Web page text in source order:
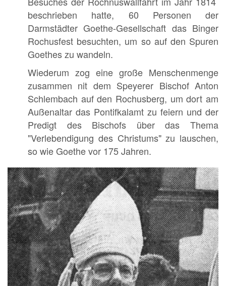
beschrieben hatte, 60 Personen der
Darmstädter Goethe-Gesellschaft das Binger
Rochusfest besuchten, um so auf den Spuren
Goethes zu wandeln.
Wiederum zog eine große Menschenmenge
zusammen nit dem Speyerer Bischof Anton
Schlembach auf den Rochusberg, um dort am
Außenaltar das Pontifkalamt zu feiern und der
Predigt des Bischofs über das Thema
"Verlebendigung des Christums" zu lauschen,
so wie Goethe vor 175 Jahren.